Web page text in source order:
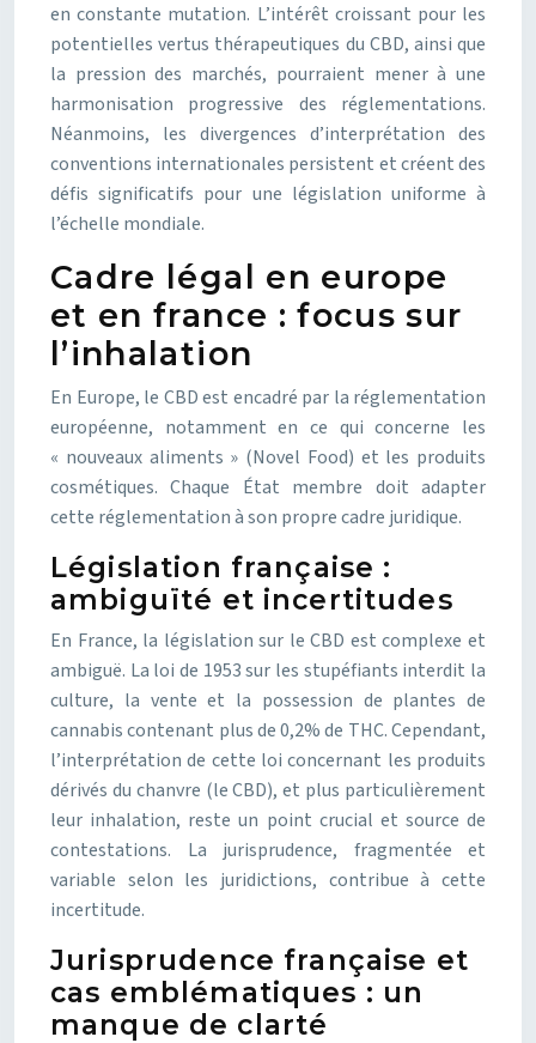
en constante mutation. L’intérêt croissant pour les
potentielles vertus thérapeutiques du CBD, ainsi que
la pression des marchés, pourraient mener à une
harmonisation progressive des réglementations.
Néanmoins, les divergences d’interprétation des
conventions internationales persistent et créent des
défis significatifs pour une législation uniforme à
l’échelle mondiale.
Cadre légal en europe
et en france : focus sur
l’inhalation
En Europe, le CBD est encadré par la réglementation
européenne, notamment en ce qui concerne les
« nouveaux aliments » (Novel Food) et les produits
cosmétiques. Chaque État membre doit adapter
cette réglementation à son propre cadre juridique.
Législation française :
ambiguïté et incertitudes
En France, la législation sur le CBD est complexe et
ambiguë. La loi de 1953 sur les stupéfiants interdit la
culture, la vente et la possession de plantes de
cannabis contenant plus de 0,2% de THC. Cependant,
l’interprétation de cette loi concernant les produits
dérivés du chanvre (le CBD), et plus particulièrement
leur inhalation, reste un point crucial et source de
contestations. La jurisprudence, fragmentée et
variable selon les juridictions, contribue à cette
incertitude.
Jurisprudence française et
cas emblématiques : un
manque de clarté